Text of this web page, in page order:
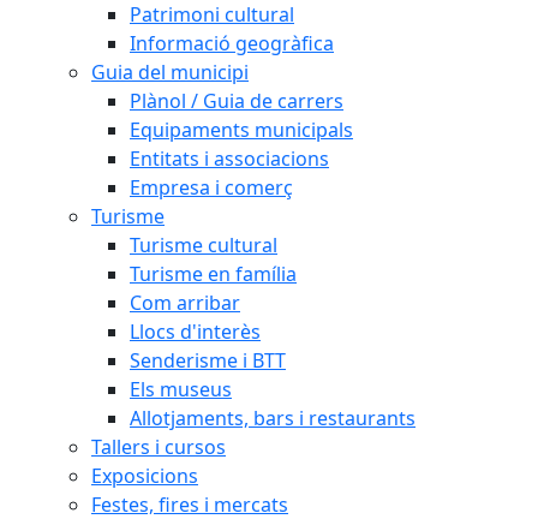
Patrimoni cultural
Informació geogràfica
Guia del municipi
Plànol / Guia de carrers
Equipaments municipals
Entitats i associacions
Empresa i comerç
Turisme
Turisme cultural
Turisme en família
Com arribar
Llocs d'interès
Senderisme i BTT
Els museus
Allotjaments, bars i restaurants
Tallers i cursos
Exposicions
Festes, fires i mercats